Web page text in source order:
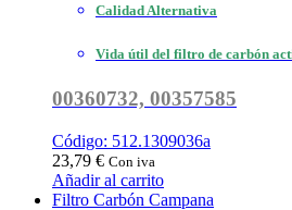
Calidad Alternativa
Vida útil del filtro de carbón
00360732, 00357585
Código: 512.1309036a
23,79 € Con iva
Añadir al carrito
Filtro Carbón Campana